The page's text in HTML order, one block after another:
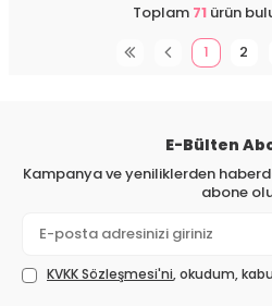
Toplam 71ürün
1
2
E-Bülten
Kampanya ve yeniliklerden
abone
KVKK Sözleşmesi'ni, okudum,